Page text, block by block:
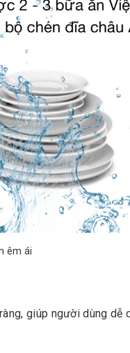
êm ái
giúp người dùng dễ